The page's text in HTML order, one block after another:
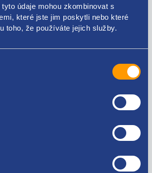
údaje mohou zkombinovat s
které jste jim poskytli nebo které
toho, že používáte jejich služby.
kvalitu ručíme!